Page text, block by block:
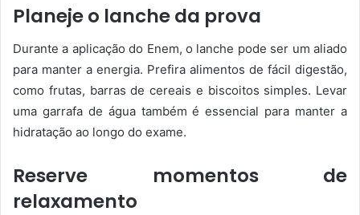
Planeje o lanche da prova
Durante a aplicação do Enem, o lanche pode ser um aliado
para manter a energia. Prefira alimentos de fácil digestão,
como frutas, barras de cereais e biscoitos simples. Levar
uma garrafa de água também é essencial para manter a
hidratação ao longo do exame.
Reserve momentos de
relaxamento